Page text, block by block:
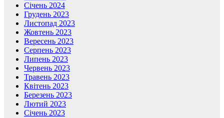
Січень 2024
Грудень 2023
Листопад 2023
Жовтень 2023
Вересень 2023
Серпень 2023
Липень 2023
Червень 2023
Травень 2023
Квітень 2023
Березень 2023
Лютий 2023
Січень 2023